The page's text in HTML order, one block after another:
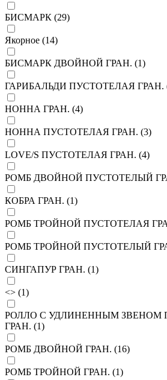
БИСМАРК (29)
Якорное (14)
БИСМАРК ДВОЙНОЙ ГРАН. (1)
ГАРИБАЛЬДИ ПУСТОТЕЛАЯ ГРАН.
НОННА ГРАН. (4)
НОННА ПУСТОТЕЛАЯ ГРАН. (3)
LOVE/S ПУСТОТЕЛАЯ ГРАН. (4)
РОМБ ДВОЙНОЙ ПУСТОТЕЛЫЙ
КОБРА ГРАН. (1)
РОМБ ТРОЙНОЙ ПУСТОТЕЛАЯ
РОМБ ТРОЙНОЙ ПУСТОТЕЛЫЙ
СИНГАПУР ГРАН. (1)
<> (1)
РОЛЛО С УДЛИНЕННЫМ ЗВЕНОМ
ГРАН. (1)
РОМБ ДВОЙНОЙ ГРАН. (16)
РОМБ ТРОЙНОЙ ГРАН. (1)